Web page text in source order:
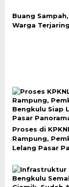
Buang
Warga
Proses di
Rampung,
Lelang Pasar